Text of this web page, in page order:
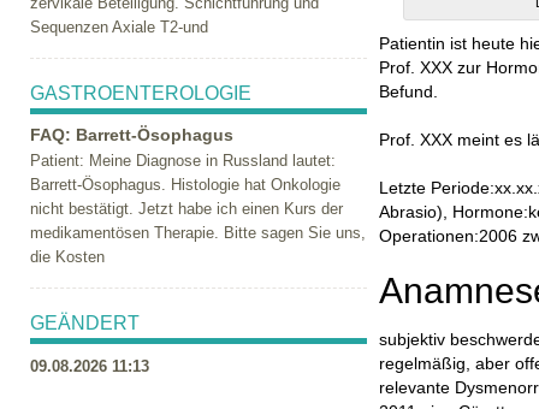
Sequenzen Axiale T2-und
GASTROENTEROLOGIE
FAQ: Barrett-Ösophagus
Patient: Meine Diagnose in Russland lautet:
Barrett-Ösophagus. Histologie hat Onkologie
nicht bestätigt. Jetzt habe ich einen Kurs der
medikamentösen Therapie. Bitte sagen Sie uns,
die Kosten
GEÄNDERT
09.08.2026 11:13
Patientin ist heute
Prof. XXX zur
Befund.
Prof. XXX meint es
Letzte
Abrasio),
Operationen:2006
subjektiv
regelmäßig, aber
relevante